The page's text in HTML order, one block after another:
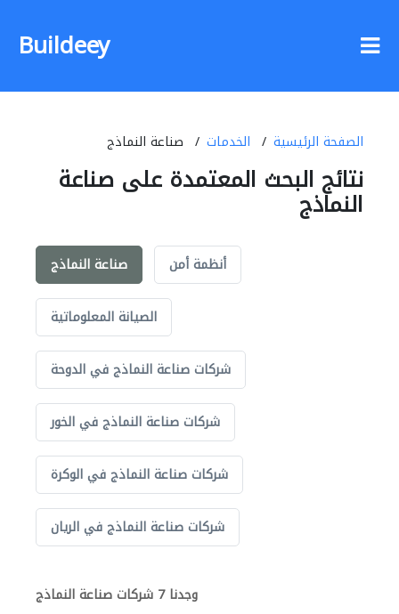
Buildeey
الصفحة الرئيسية الخدمات صناعة النماذج
نتائج البحث المعتمدة على صناعة
النماذج
صناعة النماذج أنظمة أمن
الصيانة المعلوماتية
شركات صناعة النماذج في الدوحة
شركات صناعة النماذج في الخور
شركات صناعة النماذج في الوكرة
شركات صناعة النماذج في الريان
وجدنا 7 شركات صناعة النماذج